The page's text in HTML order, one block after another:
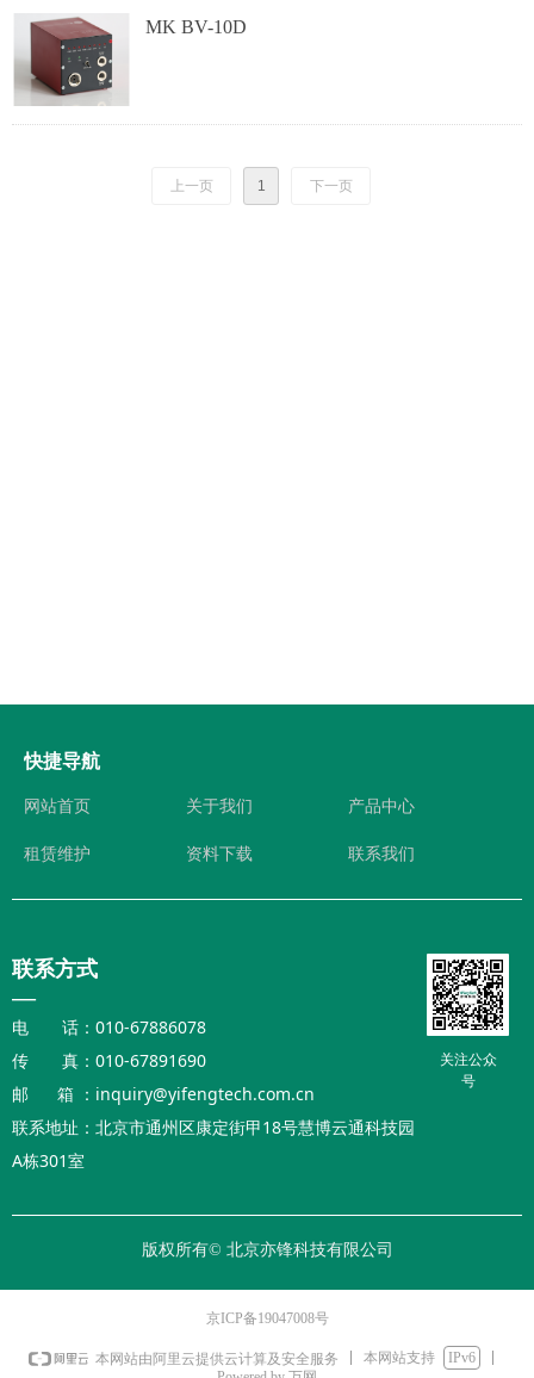
MK BV-10D
上一页 1 下一页
快捷导航
网站首页 关于我们 产品中心
租赁维护 资料下载 联系我们
版权所有© 北京亦锋科技有限公司
联系方式
—
电 话：010-67886078
传 真：010-67891690
邮 箱 ：inquiry@yifengtech.com.cn
联系地址：北京市通州区康定街甲18号慧博云通科技园
A栋301室
关注公众
号
京ICP备19047008号
本网站由阿里云提供云计算及安全服务 本网站支持
IPv6